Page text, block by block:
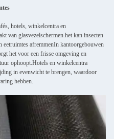
hotels, winkelcentra en
van glasvezelschermen.het kan insecten
afremmenIn kantoorgebouwen
het voor een frisse omgeving en
ophoopt.Hotels en winkelcentra
in evenwicht te brengen, waardoor
hebben.